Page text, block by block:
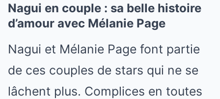
Nagui en couple : sa belle histoire
d’amour avec Mélanie Page
Nagui et Mélanie Page font partie
de ces couples de stars qui ne se
lâchent plus. Complices en toutes